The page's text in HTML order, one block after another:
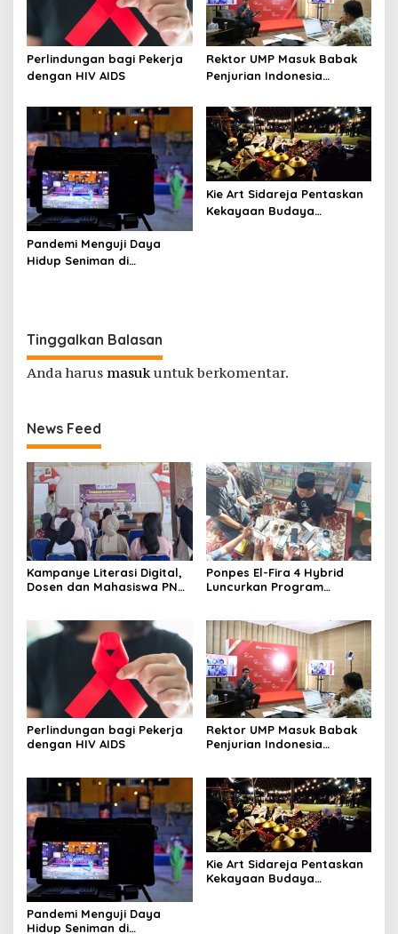
Perlindungan bagi Pekerja
dengan HIV AIDS
Rektor UMP Masuk Babak
Penjurian Indonesia
Pandemi Menguji Daya
Hidup Seniman di
Kie Art Sidareja Pentaskan
Kekayaan Budaya
Tinggalkan Balasan
Anda harus masukuntuk berkomentar.
News Feed
Kampanye Literasi Digital,
Dosen dan Mahasiswa PNC
Konten Medsos
Ponpes El-Fira 4 Hybrid
Luncurkan Program
Perlindungan bagi Pekerja
dengan HIV AIDS
Rektor UMP Masuk Babak
Penjurian Indonesia
Pandemi Menguji Daya
Hidup Seniman di
Kie Art Sidareja Pentaskan
Kekayaan Budaya